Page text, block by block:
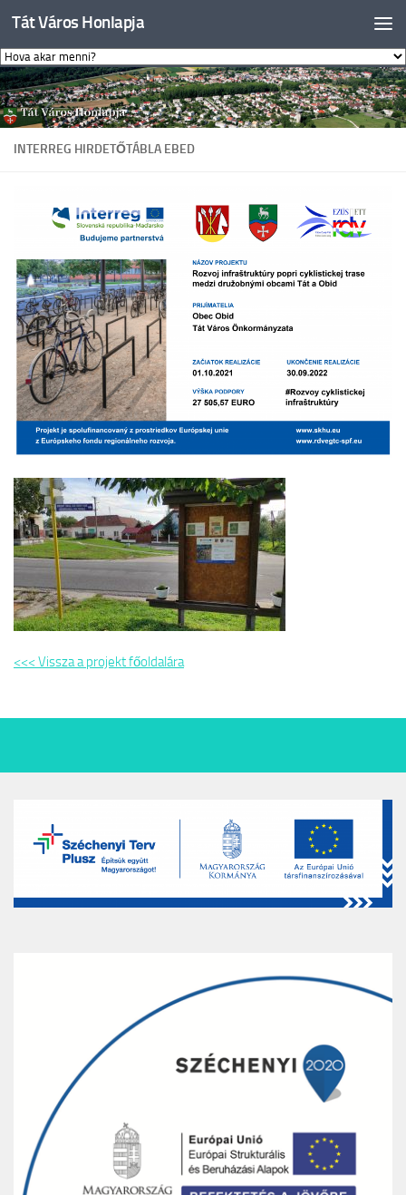
Skip to content
Tát Város Honlapja
INTERREG HIRDETŐTÁBLA EBED
<<< Vissza a projekt főoldalára